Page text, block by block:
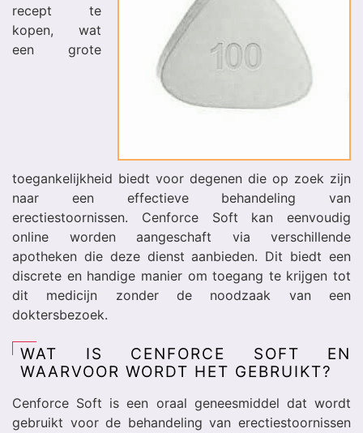
recept te
kopen, wat
een grote
toegankelijkheid biedt voor degenen die op zoek zijn
naar een effectieve behandeling van
erectiestoornissen. Cenforce Soft kan eenvoudig
online worden aangeschaft via verschillende
apotheken die deze dienst aanbieden. Dit biedt een
discrete en handige manier om toegang te krijgen tot
dit medicijn zonder de noodzaak van een
doktersbezoek.
WAT IS CENFORCE SOFT EN
WAARVOOR WORDT HET GEBRUIKT?
Cenforce Soft is een oraal geneesmiddel dat wordt
gebruikt voor de behandeling van erectiestoornissen